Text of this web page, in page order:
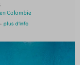
Colombie
plus d'info